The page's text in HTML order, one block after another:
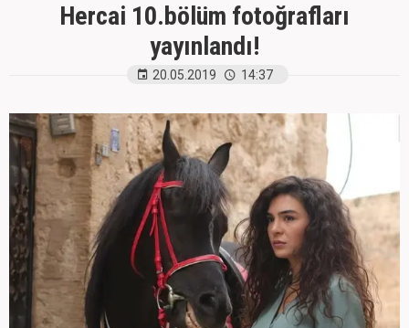
Hercai 10.bölüm fotoğrafları
yayınlandı!
20.05.2019 14:37